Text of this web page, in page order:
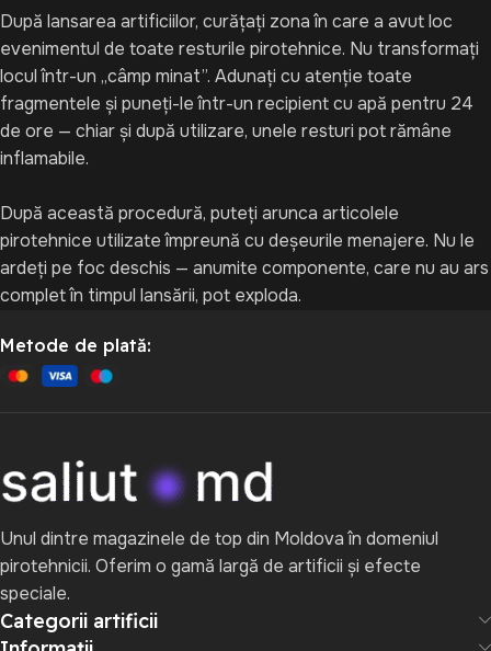
După lansarea artificiilor, curățați zona în care a avut loc
evenimentul de toate resturile pirotehnice. Nu transformați
locul într-un „câmp minat”. Adunați cu atenție toate
fragmentele și puneți-le într-un recipient cu apă pentru 24
de ore — chiar și după utilizare, unele resturi pot rămâne
inflamabile.
După această procedură, puteți arunca articolele
pirotehnice utilizate împreună cu deșeurile menajere. Nu le
ardeți pe foc deschis — anumite componente, care nu au ars
complet în timpul lansării, pot exploda.
Metode de plată:
Unul dintre magazinele de top din Moldova în domeniul
pirotehnicii. Oferim o gamă largă de artificii și efecte
speciale.
Categorii artificii